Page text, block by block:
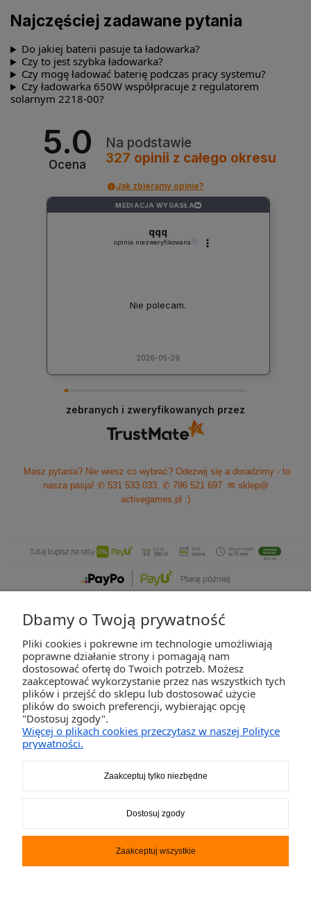
Najczęściej zadawane pytania
Do jakiej baterii pasuje ta ładowarka?
Czy to jest szybka ładowarka?
Czy mogę ładować baterię podczas pracy systemu?
Czy ładowarka 650W współpracuje z regulatorem
solarnym 2218-00?
5.0
Ocena
Na podstawie
327 opinii z całego okresu
Jak zbieramy opinie?
MEDIACJA WYGASŁA ?
qqq
opinia niezweryfikowana
Nie polecam.
2026-05-29
zebranych i zweryfikowanych przez
Masz pytania? Nie wiesz co wybrać? Odezwij się a doradzimy - to
nasza pasja! ✆ 531 533 033 ✆ 796 521 697
✉ sklep@
activegames.pl :)
ZAKUPY
POMOC
2K-Invest Sp. j. Ul. Św. Wojciecha 60, 41-922 Radzionków, śląskie NIP: 645-241-94-
Napiszsklep@activegames.pllub zadzwoń +48796521697
Dbamy o Twoją prywatność
Pliki cookies i pokrewne im technologie umożliwiają
poprawne działanie strony i pomagają nam
dostosować ofertę do Twoich potrzeb. Możesz
zaakceptować wykorzystanie przez nas wszystkich tych
plików i przejść do sklepu lub dostosować użycie
plików do swoich preferencji, wybierając opcję
"Dostosuj zgody".
Więcej o plikach cookies przeczytasz w naszej Polityce
prywatności.
Zaakceptuj tylko niezbędne
Dostosuj zgody
Zaakceptuj wszystkie